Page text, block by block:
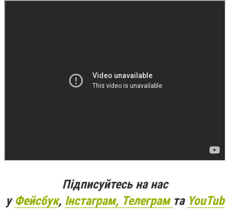
Підписуйтесь на нас
уФейсбук, Інстаграм, Телеграм та YouTub